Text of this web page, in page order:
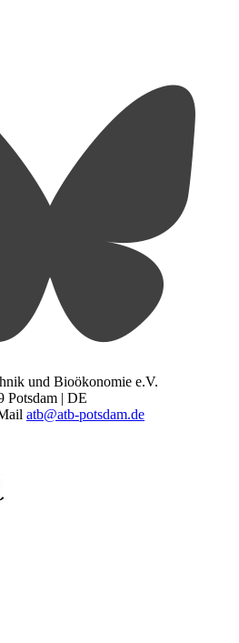
und Bioökonomie e.V.
Potsdam | DE
atb@atb-potsdam.de